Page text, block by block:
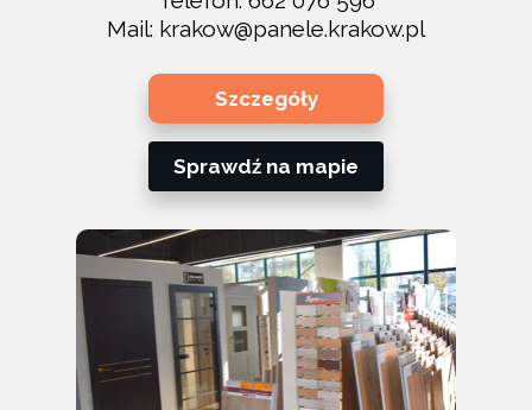
Sprawdź na mapie
Mail: krakow@panele.krakow.pl
Szczegóły